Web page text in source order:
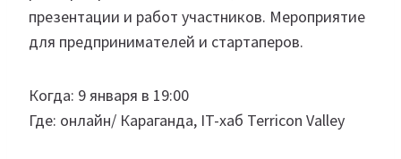
презентации и работ участников. Мероприятие
для предпринимателей и стартаперов.
Когда: 9 января в 19:00
Где: онлайн/ Караганда, IT-хаб Terricon Valley